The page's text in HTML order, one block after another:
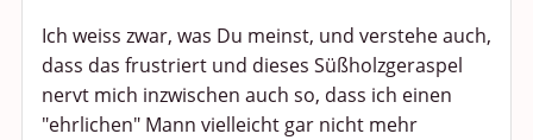
Ich weiss zwar, was Du meinst, und verstehe auch,
dass das frustriert und dieses Süßholzgeraspel
nervt mich inzwischen auch so, dass ich einen
"ehrlichen" Mann vielleicht gar nicht mehr